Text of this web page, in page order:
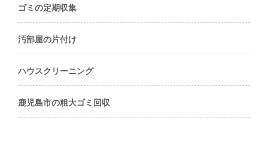
ゴミの定期収集
汚部屋の片付け
ハウスクリーニング
鹿児島市の粗大ゴミ回収